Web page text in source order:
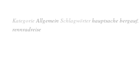
Kategorie Allgemein Schlagwörterhauptsache bergauf,
rennradreise